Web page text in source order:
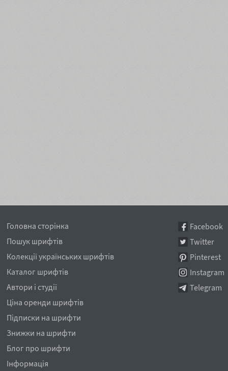
Головна сторінка
Пошук шрифтів
Колекції українських шрифтів
Каталог шрифтів
Автори і студії
Ціна оренди шрифтів
Підписки на шрифти
Знижки на шрифти
Блог про шрифти
Інформація
Facebook
Twitter
Pinterest
Instagram
Telegram